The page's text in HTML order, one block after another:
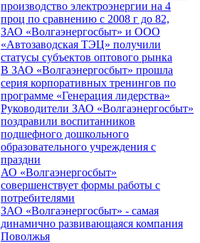
производство электроэнергии на 4
проц по сравнению с 2008 г до 82,
ЗАО «Волгаэнергосбыт» и ООО
«Автозаводская ТЭЦ» получили
статусы субъектов оптового рынка
В ЗАО «Волгаэнергосбыт» прошла
серия корпоративных тренингов по
программе «Генерация лидерства»
Руководители ЗАО «Волгаэнергосбыт»
поздравили воспитанников
подшефного дошкольного
образовательного учреждения с
праздни
АО «Волгаэнергосбыт»
совершенствует формы работы с
потребителями
ЗАО «Волгаэнергосбыт» - самая
динамично развивающаяся компания
Поволжья